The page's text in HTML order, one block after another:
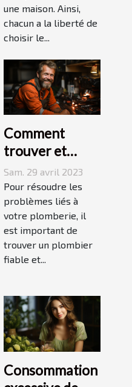
une maison. Ainsi,
chacun a la liberté de
choisir le...
Comment
trouver et
choisir un bon
plombier à Evry
?
Sam. 29 avril 2023
Pour résoudre les
problèmes liés à
votre plomberie, il
est important de
trouver un plombier
fiable et...
Consommation